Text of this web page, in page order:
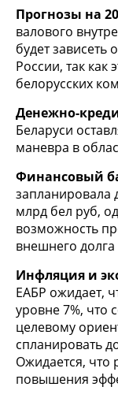
Прогнозы на
валового
будет зависеть
России, так
белорусских
Денежно-
Беларуси
маневра в
Финансовый
запланировала
млрд бел руб,
возможность
внешнего долга
Инфляция и
ЕАБР ожидает,
уровне 7%, что
целевому
спланировать
Ожидается, что
повышения